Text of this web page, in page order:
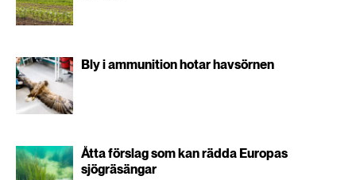
Bly i ammunition hotar havsörnen
Åtta förslag som kan rädda Europas
sjögräsängar